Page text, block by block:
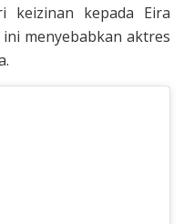
keizinan kepada Eira
menyebabkan aktres